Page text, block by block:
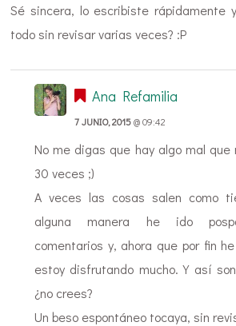
Sé sincera, lo escribiste rápidamente
todo sin revisar varias veces? :P
Ana Refamilia
7 JUNIO, 2015@ 09:42
No me digas que hay algo mal
30 veces ;)
A veces las cosas salen como
alguna manera he ido
comentarios y, ahora que por fin
estoy disfrutando mucho. Y así
¿no crees?
Un beso espontáneo tocaya, sin